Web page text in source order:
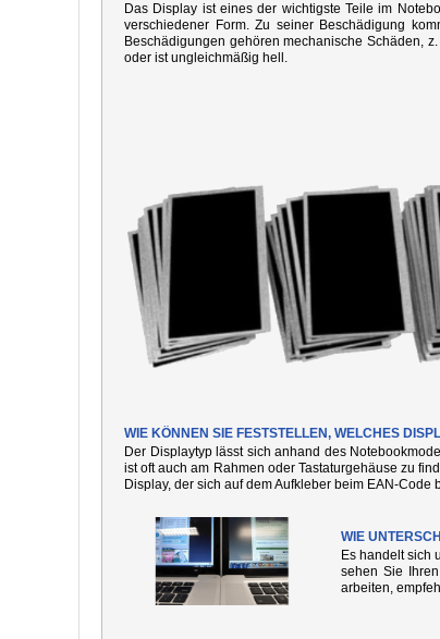
Das Display ist eines der wichtigste Teile im
verschiedener Form. Zu seiner Beschädigung
Beschädigungen gehören mechanische Schäden,
oder ist ungleichmäßig hell.
WIE KÖNNEN SIE FESTSTELLEN, WELCHES
Der Displaytyp lässt sich anhand des
ist oft auch am Rahmen oder Tastaturgehäuse zu
Display, der sich auf dem Aufkleber beim EAN-Code
WIE
Es handelt sich
sehen Sie
arbeiten,